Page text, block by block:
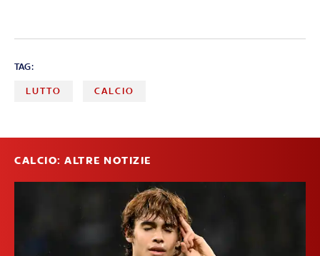
TAG:
LUTTO CALCIO
CALCIO: ALTRE NOTIZIE